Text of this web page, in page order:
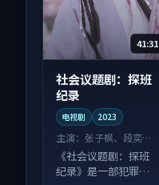
41:31
社会议题剧：探班
纪录
电视剧 2023
主演： 张子枫、段奕宏
等
《社会议题剧：探班
纪录》是一部犯罪向